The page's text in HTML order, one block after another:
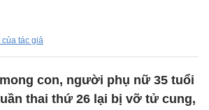
của tác giả
con, người phụ nữ 35 tuổi
thai thứ 26 lại bị vỡ tử cung,